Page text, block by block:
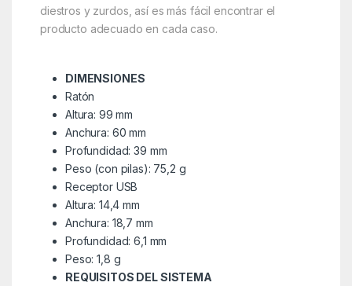
diestros y zurdos, así es más fácil encontrar el
producto adecuado en cada caso.
DIMENSIONES
Ratón
Altura: 99 mm
Anchura: 60 mm
Profundidad: 39 mm
Peso (con pilas): 75,2 g
Receptor USB
Altura: 14,4 mm
Anchura: 18,7 mm
Profundidad: 6,1 mm
Peso: 1,8 g
REQUISITOS DEL SISTEMA